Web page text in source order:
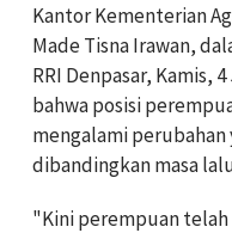
Kantor Kementerian
Made Tisna Irawan,
RRI Denpasar, Kamis,
bahwa posisi
mengalami
dibandingkan masa
"Kini perempuan